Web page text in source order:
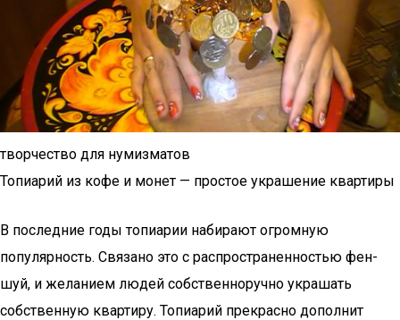
творчество для нумизматов
Топиарий из кофе и монет — простое украшение квартиры
В последние годы топиарии набирают огромную
популярность. Связано это с распространенностью фен-
шуй, и желанием людей собственноручно украшать
собственную квартиру. Топиарий прекрасно дополнит